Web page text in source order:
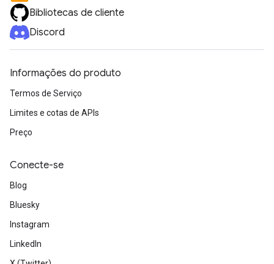
Bibliotecas de cliente
Discord
Informações do produto
Termos de Serviço
Limites e cotas de APIs
Preço
Conecte-se
Blog
Bluesky
Instagram
LinkedIn